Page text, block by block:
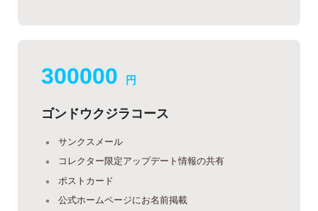
300000 円
ゴンドウクジラコース
サンクスメール
コレクター限定アップデート情報の共有
ポストカード
公式ホームページにお名前掲載